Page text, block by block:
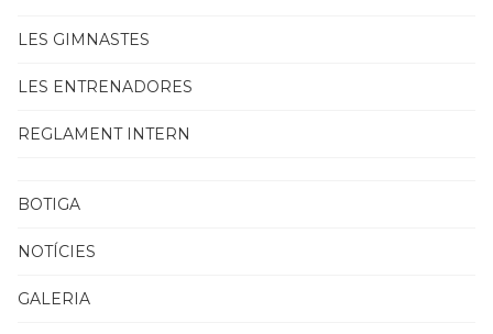
LES GIMNASTES
LES ENTRENADORES
REGLAMENT INTERN
BOTIGA
NOTÍCIES
GALERIA